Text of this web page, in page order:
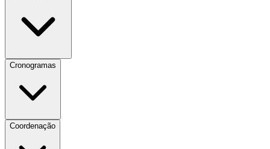
Cronogramas
Coordenação